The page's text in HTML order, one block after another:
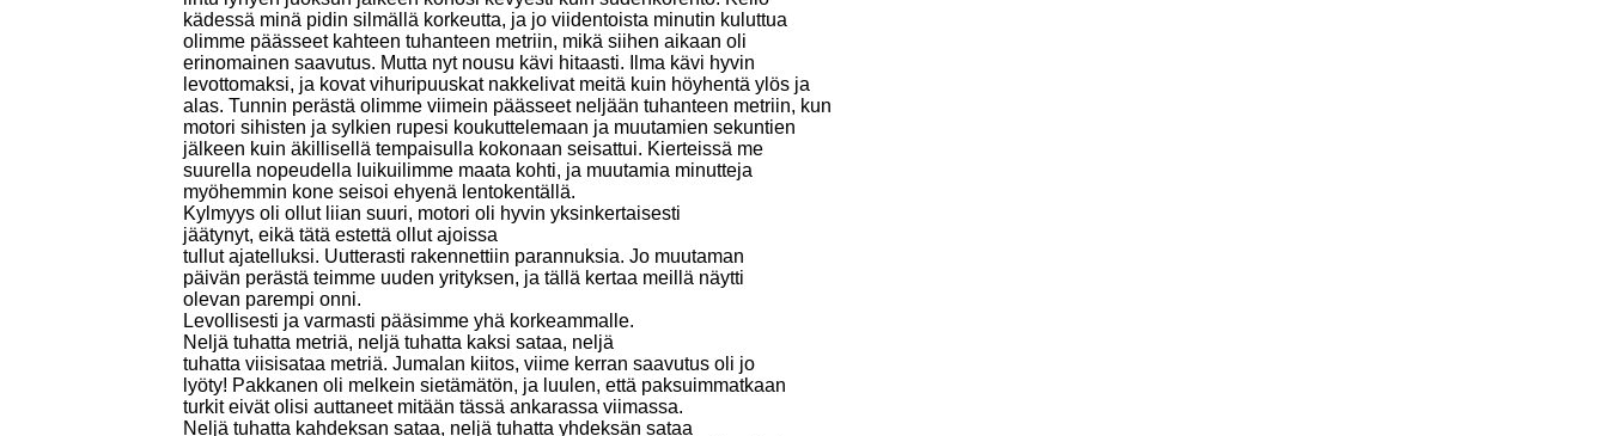
kädessä minä pidin silmällä korkeutta, ja jo viidentoista minutin kuluttua
olimme päässeet kahteen tuhanteen metriin, mikä siihen aikaan oli
erinomainen saavutus. Mutta nyt nousu kävi hitaasti. Ilma kävi hyvin
levottomaksi, ja kovat vihuripuuskat nakkelivat meitä kuin höyhentä ylös ja
alas. Tunnin perästä olimme viimein päässeet neljään tuhanteen metriin, kun
motori sihisten ja sylkien rupesi koukuttelemaan ja muutamien sekuntien
jälkeen kuin äkillisellä tempaisulla kokonaan seisattui. Kierteissä me
suurella nopeudella luikuilimme maata kohti, ja muutamia minutteja
myöhemmin kone seisoi ehyenä lentokentällä.
Kylmyys oli ollut liian suuri, motori oli hyvin yksinkertaisesti
jäätynyt, eikä tätä estettä ollut ajoissa
tullut ajatelluksi. Uutterasti rakennettiin parannuksia. Jo muutaman
päivän perästä teimme uuden yrityksen, ja tällä kertaa meillä näytti
olevan parempi onni.
Levollisesti ja varmasti pääsimme yhä korkeammalle.
Neljä tuhatta metriä, neljä tuhatta kaksi sataa, neljä
tuhatta viisisataa metriä. Jumalan kiitos, viime kerran saavutus oli jo
lyöty! Pakkanen oli melkein sietämätön, ja luulen, että paksuimmatkaan
turkit eivät olisi auttaneet mitään tässä ankarassa viimassa.
Neljä tuhatta kahdeksan sataa, neljä tuhatta yhdeksän sataa